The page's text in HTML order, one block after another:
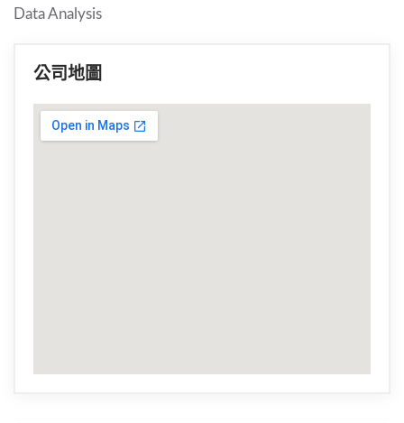
Data Analysis
公司地圖